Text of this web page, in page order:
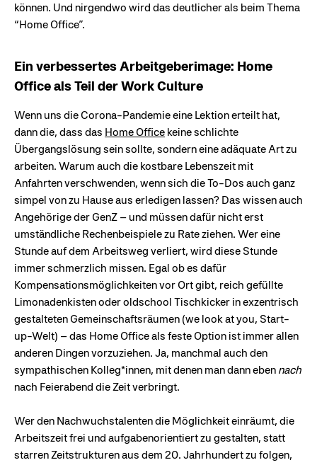
können. Und nirgendwo wird das deutlicher als beim Thema
“Home Office”.
Ein verbessertes Arbeitgeberimage: Home
Office als Teil der Work Culture
Wenn uns die Corona-Pandemie eine Lektion erteilt hat,
dann die, dass das Home Office keine schlichte
Übergangslösung sein sollte, sondern eine adäquate Art zu
arbeiten. Warum auch die kostbare Lebenszeit mit
Anfahrten verschwenden, wenn sich die To-Dos auch ganz
simpel von zu Hause aus erledigen lassen? Das wissen auch
Angehörige der GenZ – und müssen dafür nicht erst
umständliche Rechenbeispiele zu Rate ziehen. Wer eine
Stunde auf dem Arbeitsweg verliert, wird diese Stunde
immer schmerzlich missen. Egal ob es dafür
Kompensationsmöglichkeiten vor Ort gibt, reich gefüllte
Limonadenkisten oder oldschool Tischkicker in exzentrisch
gestalteten Gemeinschaftsräumen (we look at you, Start-
up-Welt) – das Home Office als feste Option ist immer allen
anderen Dingen vorzuziehen. Ja, manchmal auch den
sympathischen Kolleg*innen, mit denen man dann eben nach
nach Feierabend die Zeit verbringt.
Wer den Nachwuchstalenten die Möglichkeit einräumt, die
Arbeitszeit frei und aufgabenorientiert zu gestalten, statt
starren Zeitstrukturen aus dem 20. Jahrhundert zu folgen,